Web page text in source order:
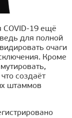
COVID-19 ещё
для полной
очаги
Кроме
создаёт
штаммов